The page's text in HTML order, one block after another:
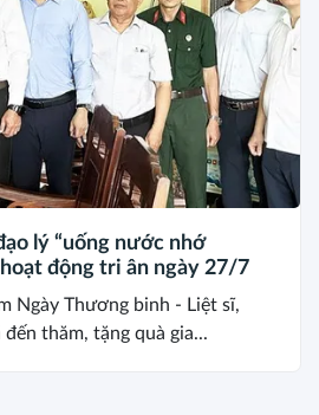
lý “uống nước nhớ
động tri ân ngày 27/7
Ngày Thương binh - Liệt sĩ,
đến thăm, tặng quà gia...